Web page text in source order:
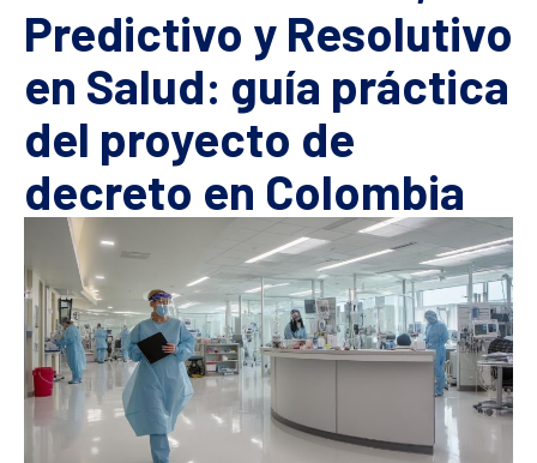
Predictivo y Resolutivo
en Salud: guía práctica
del proyecto de
decreto en Colombia